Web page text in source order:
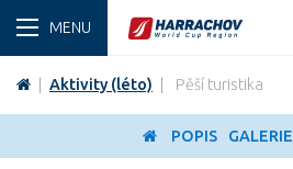
ZIMA
Aktivity (léto) Pěší turistika
POPIS GALERIE